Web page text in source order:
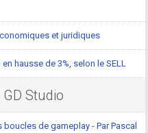
et juridiques
hausse de 3%, selon le SELL
Studio
de gameplay - Par Pascal